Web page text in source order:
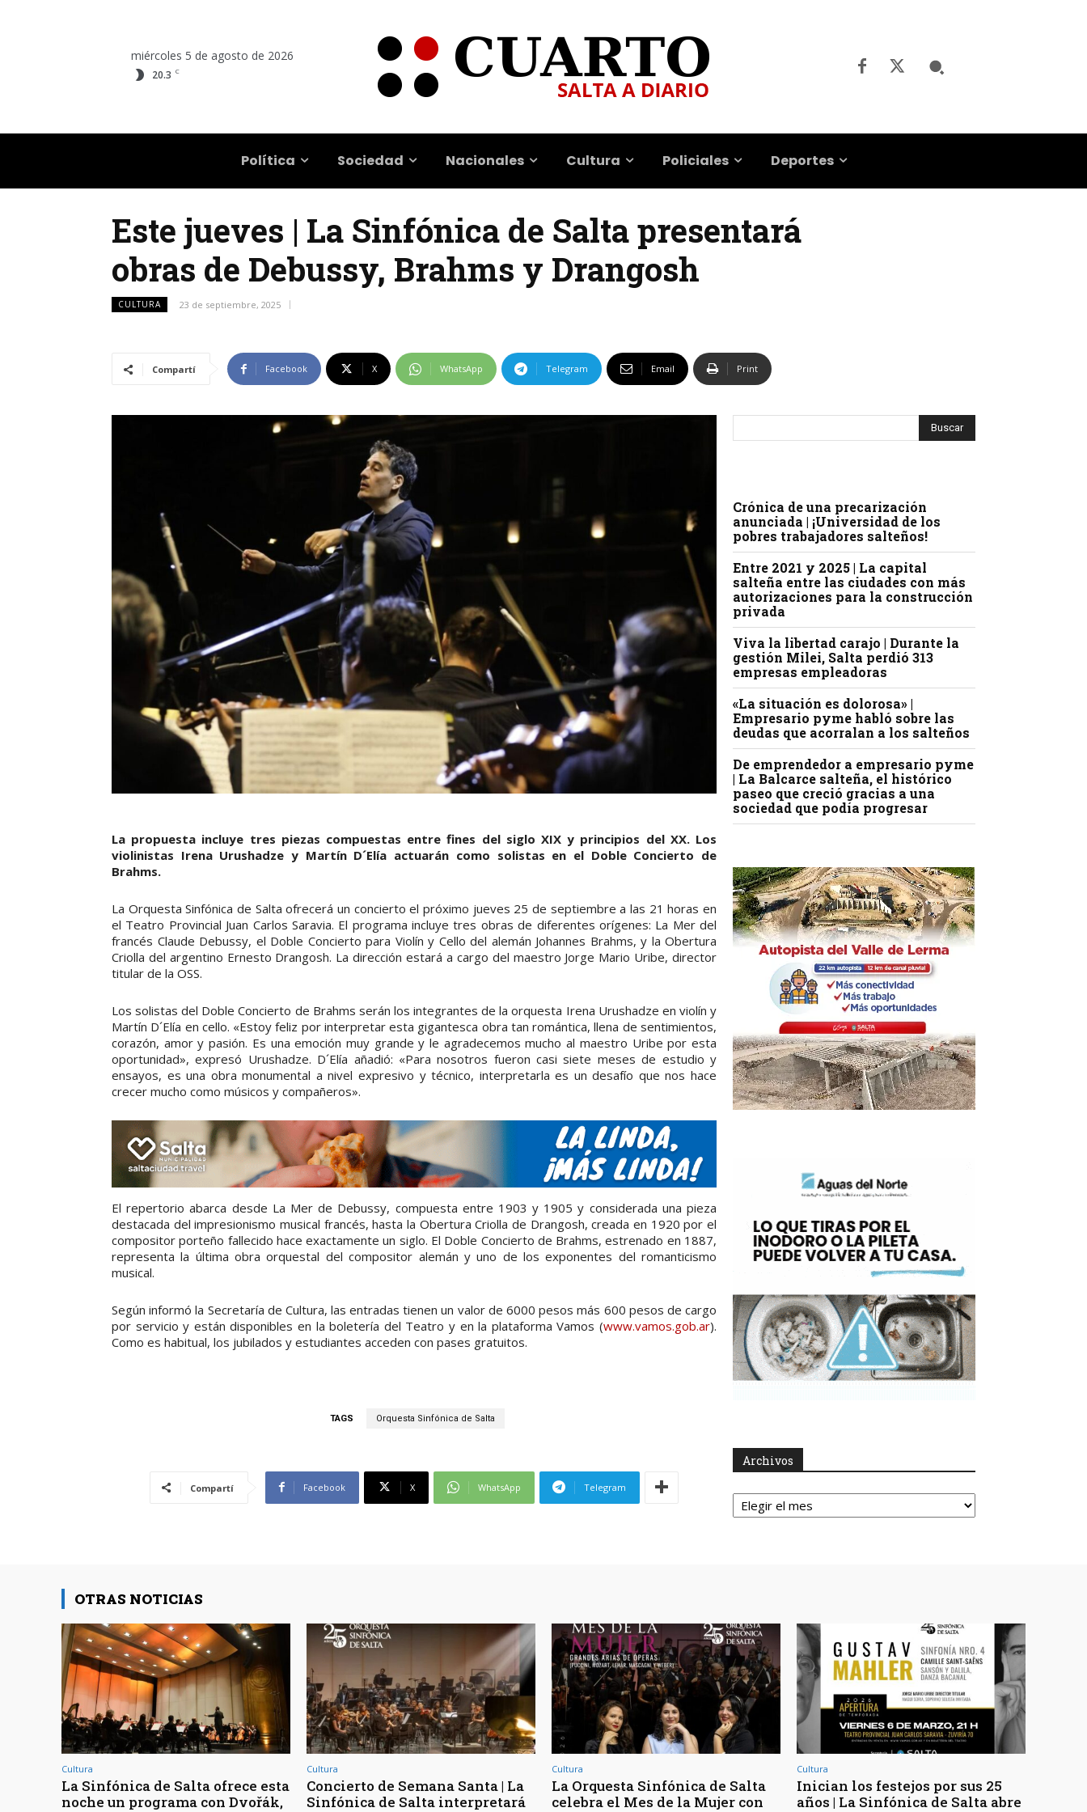
miércoles 5 de agosto de 2026
20.3 C
Política Sociedad Nacionales Cultura Policiales Deportes
Este jueves | La Sinfónica de Salta presentará
obras de Debussy, Brahms y Drangosh
CULTURA 23 de septiembre, 2025
Compartí Facebook X WhatsApp Telegram Email Print
La propuesta incluye tres piezas compuestas entre fines del siglo XIX y principios del XX. Los
violinistas Irena Urushadze y Martín D´Elía actuarán como solistas en el Doble Concierto de
Brahms.
La Orquesta Sinfónica de Salta ofrecerá un concierto el próximo jueves 25 de septiembre a las 21 horas en
el Teatro Provincial Juan Carlos Saravia. El programa incluye tres obras de diferentes orígenes: La Mer del
francés Claude Debussy, el Doble Concierto para Violín y Cello del alemán Johannes Brahms, y la Obertura
Criolla del argentino Ernesto Drangosh. La dirección estará a cargo del maestro Jorge Mario Uribe, director
titular de la OSS.
Los solistas del Doble Concierto de Brahms serán los integrantes de la orquesta Irena Urushadze en violín y
Martín D´Elía en cello. «Estoy feliz por interpretar esta gigantesca obra tan romántica, llena de sentimientos,
corazón, amor y pasión. Es una emoción muy grande y le agradecemos mucho al maestro Uribe por esta
oportunidad», expresó Urushadze. D´Elía añadió: «Para nosotros fueron casi siete meses de estudio y
ensayos, es una obra monumental a nivel expresivo y técnico, interpretarla es un desafío que nos hace
crecer mucho como músicos y compañeros».
El repertorio abarca desde La Mer de Debussy, compuesta entre 1903 y 1905 y considerada una pieza
destacada del impresionismo musical francés, hasta la Obertura Criolla de Drangosh, creada en 1920 por el
compositor porteño fallecido hace exactamente un siglo. El Doble Concierto de Brahms, estrenado en 1887,
representa la última obra orquestal del compositor alemán y uno de los exponentes del romanticismo
musical.
Según informó la Secretaría de Cultura, las entradas tienen un valor de 6000 pesos más 600 pesos de cargo
por servicio y están disponibles en la boletería del Teatro y en la plataforma Vamos (www.vamos.gob.ar).
Como es habitual, los jubilados y estudiantes acceden con pases gratuitos.
TAGS Orquesta Sinfónica de Salta
Compartí Facebook X WhatsApp Telegram
Crónica de una precarización
anunciada | ¡Universidad de los
pobres trabajadores salteños!
Entre 2021 y 2025 | La capital
salteña entre las ciudades con más
autorizaciones para la construcción
privada
Viva la libertad carajo | Durante la
gestión Milei, Salta perdió 313
empresas empleadoras
«La situación es dolorosa» |
Empresario pyme habló sobre las
deudas que acorralan a los salteños
De emprendedor a empresario pyme
| La Balcarce salteña, el histórico
paseo que creció gracias a una
sociedad que podía progresar
Archivos
Archivos
OTRAS NOTICIAS
Cultura
La Sinfónica de Salta ofrece esta
noche un programa con Dvořák,
Cultura
Concierto de Semana Santa | La
Sinfónica de Salta interpretará
Cultura
La Orquesta Sinfónica de Salta
celebra el Mes de la Mujer con
Cultura
Inician los festejos por sus 25
años | La Sinfónica de Salta abre